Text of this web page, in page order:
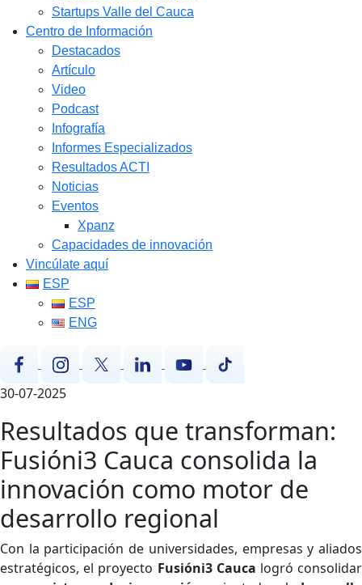
Startups Valle del Cauca
Centro de Información
Destacados
Artículo
Video
Podcast
Infografía
Informes Especializados
Resultados ACTI
Noticias
Eventos
Xpanz
Capacidades de innovación
Vincúlate aquí
ESP
ESP
ENG
30-07-2025
Resultados que transforman:
Fusióni3 Cauca consolida la
innovación como motor de
desarrollo regional
Con la participación de universidades, empresas y aliados
estratégicos, el proyecto Fusióni3 Cauca logró consolidar